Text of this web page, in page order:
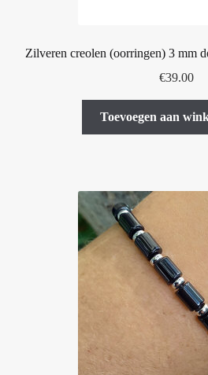
Zilveren creolen (oorringen) 3 mm
€39.00
Toevoegen aan